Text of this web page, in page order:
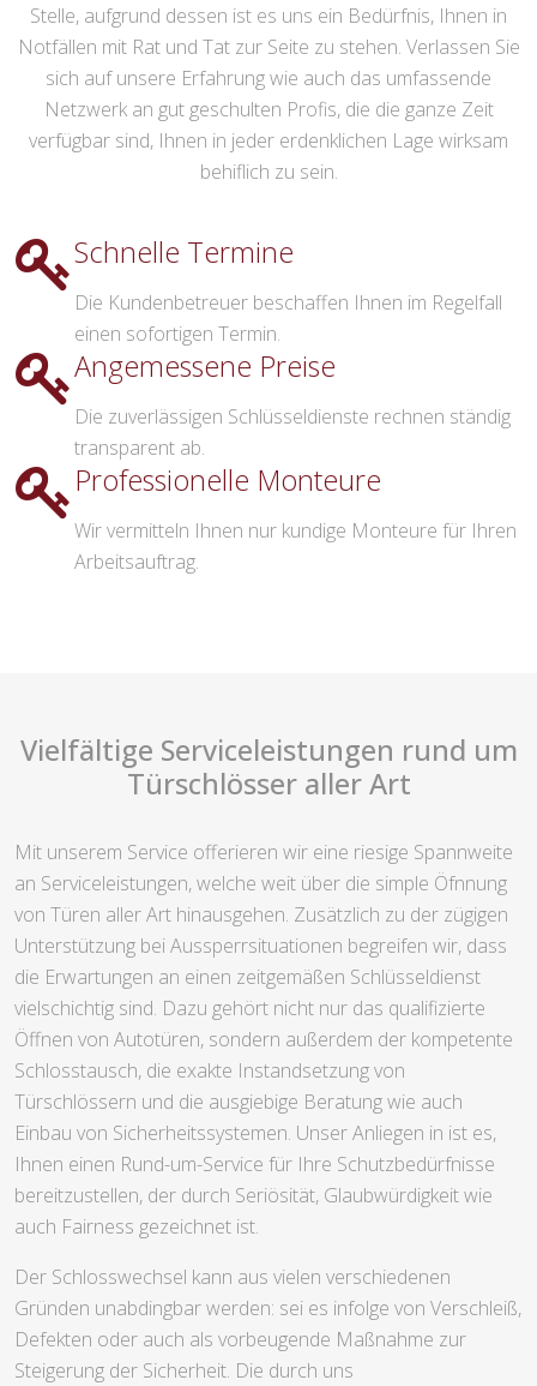
Stelle, aufgrund dessen ist es uns ein Bedürfnis, Ihnen in
Notfällen mit Rat und Tat zur Seite zu stehen. Verlassen Sie
sich auf unsere Erfahrung wie auch das umfassende
Netzwerk an gut geschulten Profis, die die ganze Zeit
verfügbar sind, Ihnen in jeder erdenklichen Lage wirksam
behiflich zu sein.
Schnelle Termine
Die Kundenbetreuer beschaffen Ihnen im Regelfall
einen sofortigen Termin.
Angemessene Preise
Die zuverlässigen Schlüsseldienste rechnen ständig
transparent ab.
Professionelle Monteure
Wir vermitteln Ihnen nur kundige Monteure für Ihren
Arbeitsauftrag.
Vielfältige Serviceleistungen rund um
Türschlösser aller Art
Mit unserem Service offerieren wir eine riesige Spannweite
an Serviceleistungen, welche weit über die simple Öfnnung
von Türen aller Art hinausgehen. Zusätzlich zu der zügigen
Unterstützung bei Aussperrsituationen begreifen wir, dass
die Erwartungen an einen zeitgemäßen Schlüsseldienst
vielschichtig sind. Dazu gehört nicht nur das qualifizierte
Öffnen von Autotüren, sondern außerdem der kompetente
Schlosstausch, die exakte Instandsetzung von
Türschlössern und die ausgiebige Beratung wie auch
Einbau von Sicherheitssystemen. Unser Anliegen in ist es,
Ihnen einen Rund-um-Service für Ihre Schutzbedürfnisse
bereitzustellen, der durch Seriösität, Glaubwürdigkeit wie
auch Fairness gezeichnet ist.
Der Schlosswechsel kann aus vielen verschiedenen
Gründen unabdingbar werden: sei es infolge von Verschleiß,
Defekten oder auch als vorbeugende Maßnahme zur
Steigerung der Sicherheit. Die durch uns